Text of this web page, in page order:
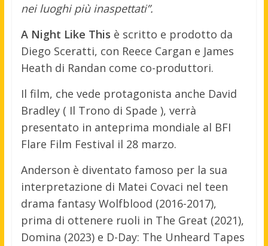
nei luoghi più inaspettati”.
A Night Like This è scritto e prodotto da
Diego Sceratti, con Reece Cargan e James
Heath di Randan come co-produttori.
Il film, che vede protagonista anche David
Bradley ( Il Trono di Spade ), verrà
presentato in anteprima mondiale al BFI
Flare Film Festival il 28 marzo.
Anderson è diventato famoso per la sua
interpretazione di Matei Covaci nel teen
drama fantasy Wolfblood (2016-2017),
prima di ottenere ruoli in The Great (2021),
Domina (2023) e D-Day: The Unheard Tapes